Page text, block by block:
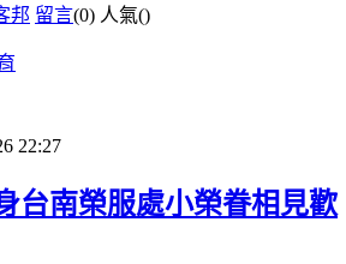
邦 留言(0) 人氣()
22:27
台南榮服處小榮眷相見歡